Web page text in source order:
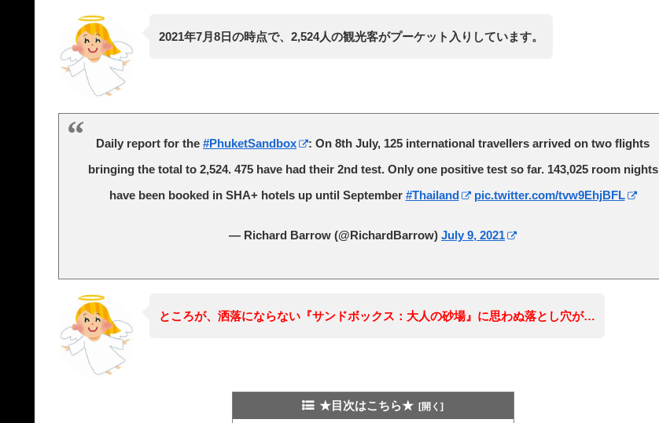
2021年7月8日の時点で、2,524人の観光客がプーケット入りしています。
Daily report for the #PhuketSandbox
: On 8th July, 125 international travellers arrived on two flights
bringing the total to 2,524. 475 have had their 2nd test. Only one positive test so far. 143,025 room nights
have been booked in SHA+ hotels up until September #Thailand pic.twitter.com/tvw9EhjBFL
— Richard Barrow (@RichardBarrow) July 9, 2021
ところが、洒落にならない『サンドボックス：大人の砂場』に思わぬ落とし穴が…
★目次はこちら★